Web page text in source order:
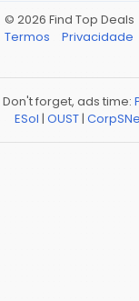
© 2026 Find Top Deals
Termos
Privacidade
Don't forget, ads time:
ESol | OUST|